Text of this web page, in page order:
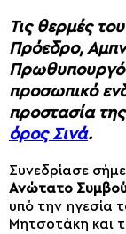
Τις θερμές
Πρόεδρο,
προσωπικό
προστασία της
όρος Σινά.
Συνεδρίασε
Ανώτατο
υπό την ηγεσία
Μητσοτάκη και